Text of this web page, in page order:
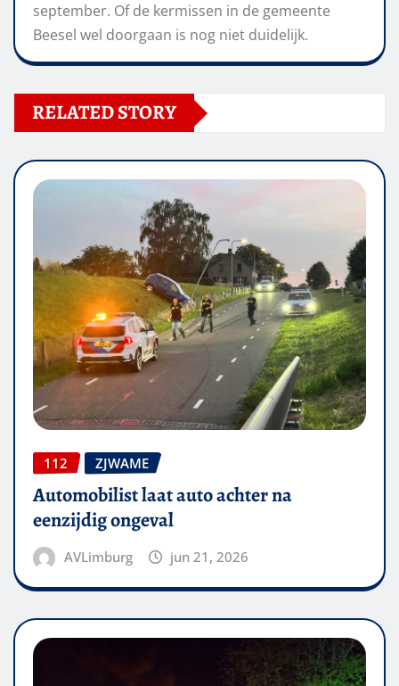
september. Of de kermissen in de gemeente
Beesel wel doorgaan is nog niet duidelijk.
RELATED STORY
112 ZJWAME
Automobilist laat auto achter na
eenzijdig ongeval
AVLimburg jun 21, 2026